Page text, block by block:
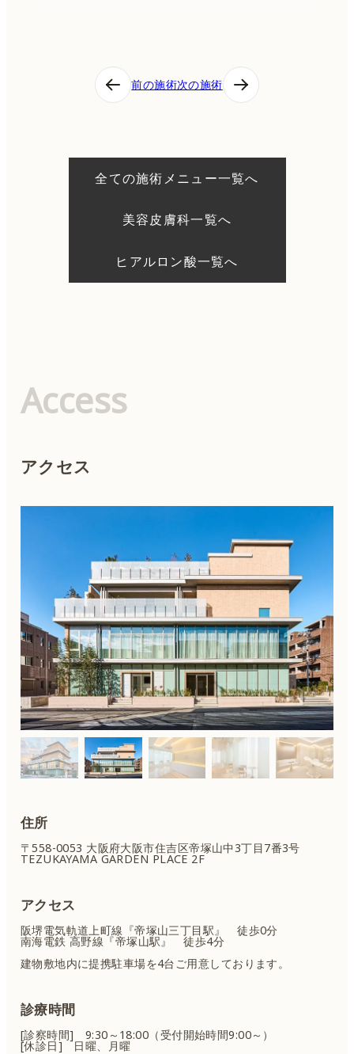
前の施術次の施術
全ての施術メニュー一覧へ
美容皮膚科一覧へ
ヒアルロン酸一覧へ
Access
アクセス
住所
〒558-0053 大阪府大阪市住吉区帝塚山中3丁目7番3号
TEZUKAYAMA GARDEN PLACE 2F
アクセス
阪堺電気軌道上町線『帝塚山三丁目駅』 徒歩0分
南海電鉄 高野線『帝塚山駅』 徒歩4分
建物敷地内に提携駐車場を4台ご用意しております。
診療時間
[診察時間] 9:30～18:00（受付開始時間9:00～）
[休診日] 日曜、月曜